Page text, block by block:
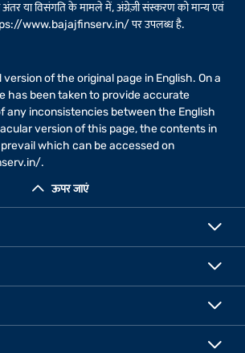
ऊपर जाएं
अंतर या विसंगति के मामले में, अंग्रेज़ी संस्करण को मान्य एवं
www.bajajfinserv.in/पर उपलब्ध है.
of the original page in English. On a
has been taken to provide accurate
any inconsistencies between the English
version of this page, the contents in
which can be accessed on
.